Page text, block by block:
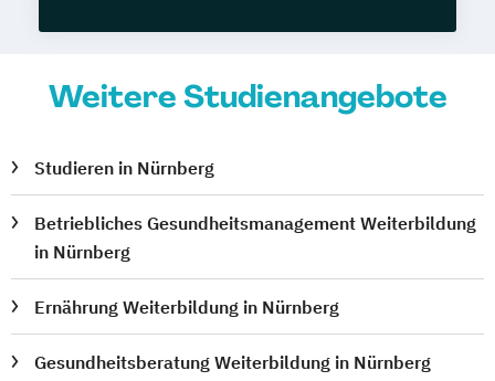
Weitere Studienangebote
Studieren in Nürnberg
Betriebliches Gesundheitsmanagement Weiterbildung
in Nürnberg
Ernährung Weiterbildung in Nürnberg
Gesundheitsberatung Weiterbildung in Nürnberg